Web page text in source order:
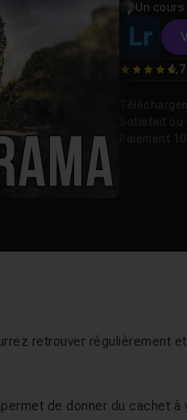
Un cours
4,7
retrouver régulièrement et
de donner du cachet à